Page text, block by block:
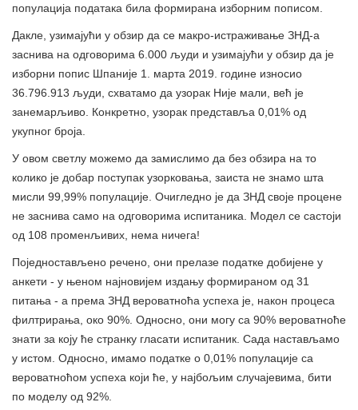
популација података била формирана изборним пописом.
Дакле, узимајући у обзир да се макро-истраживање ЗНД-а
заснива на одговорима 6.000 људи и узимајући у обзир да је
изборни попис Шпаније 1. марта 2019. године износио
36.796.913 људи, схватамо да узорак Није мали, већ је
занемарљиво. Конкретно, узорак представља 0,01% од
укупног броја.
У овом светлу можемо да замислимо да без обзира на то
колико је добар поступак узорковања, заиста не знамо шта
мисли 99,99% популације. Очигледно је да ЗНД своје процене
не заснива само на одговорима испитаника. Модел се састоји
од 108 променљивих, нема ничега!
Поједностављено речено, они прелазе податке добијене у
анкети - у њеном најновијем издању формираном од 31
питања - а према ЗНД вероватноћа успеха је, након процеса
филтрирања, око 90%. Односно, они могу са 90% вероватноће
знати за коју ће странку гласати испитаник. Сада настављамо
у истом. Односно, имамо податке о 0,01% популације са
вероватноћом успеха који ће, у најбољим случајевима, бити
по моделу од 92%.